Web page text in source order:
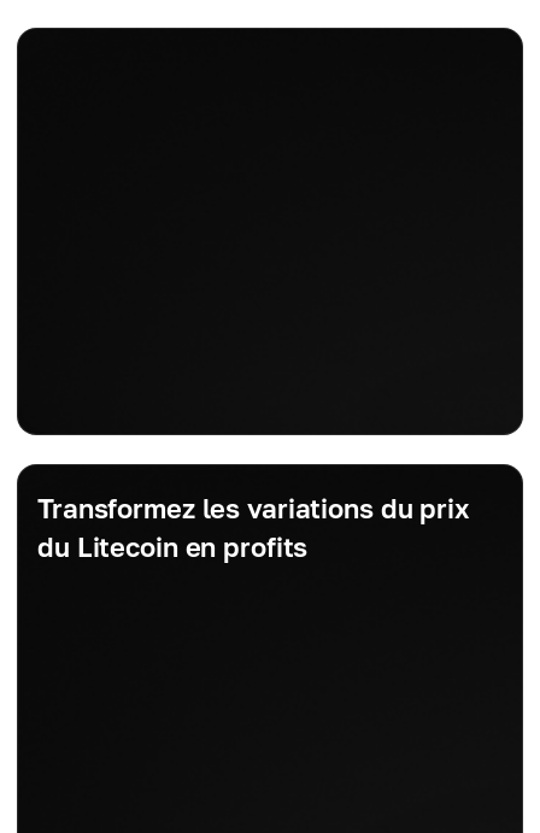
Transformez les variations du prix
du Litecoin en profits